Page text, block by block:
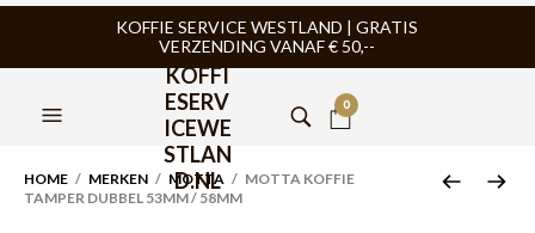
KOFFIE SERVICE WESTLAND | GRATIS
VERZENDING VANAF € 50,--
KOFFI
ESERV
ICEWE
STLAN
D.NL
0
HOME / MERKEN / MOTTA / MOTTA KOFFIE
TAMPER DUBBEL 53MM / 58MM